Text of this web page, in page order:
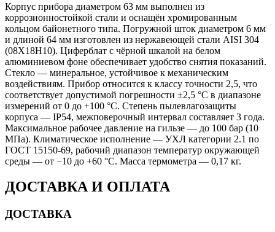
Корпус прибора диаметром 63 мм выполнен из
коррозионностойкой стали и оснащён хромированным
кольцом байонетного типа. Погружной шток диаметром 6 мм
и длиной 64 мм изготовлен из нержавеющей стали AISI 304
(08Х18Н10). Циферблат с чёрной шкалой на белом
алюминиевом фоне обеспечивает удобство снятия показаний.
Стекло — минеральное, устойчивое к механическим
воздействиям. Прибор относится к классу точности 2,5, что
соответствует допустимой погрешности ±2,5 °С в диапазоне
измерений от 0 до +100 °С. Степень пылевлагозащиты
корпуса — IP54, межповерочный интервал составляет 3 года.
Максимальное рабочее давление на гильзе — до 100 бар (10
МПа). Климатическое исполнение — УХЛ категории 2.1 по
ГОСТ 15150-69, рабочий диапазон температур окружающей
среды — от −10 до +60 °С. Масса термометра — 0,17 кг.
ДОСТАВКА И ОПЛАТА
ДОСТАВКА